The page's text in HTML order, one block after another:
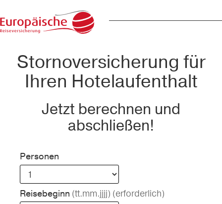
Stornoversicherung für
Ihren Hotelaufenthalt
Jetzt berechnen und
abschließen!
Personen
Reisebeginn (tt.mm.jjjj) (erforderlich)